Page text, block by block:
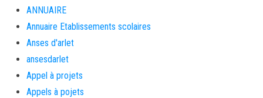
ANNUAIRE
Annuaire Etablissements scolaires
Anses d'arlet
ansesdarlet
Appel à projets
Appels à pojets